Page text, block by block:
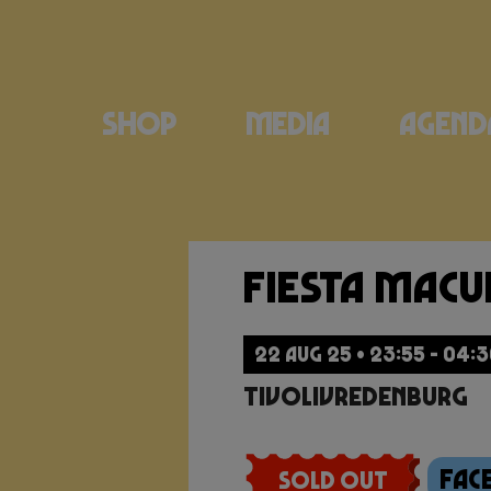
Shop Media
Fiesta
22 AUG 25 • 23:55 -
TivoliVredenburg
Sold Out